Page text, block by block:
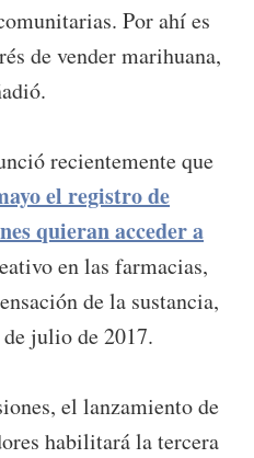
Por ahí es
de vender marihuana,
recientemente que
el registro de
quieran acceder a
en las farmacias,
de la sustancia,
julio de 2017.
el lanzamiento de
habilitará la tercera